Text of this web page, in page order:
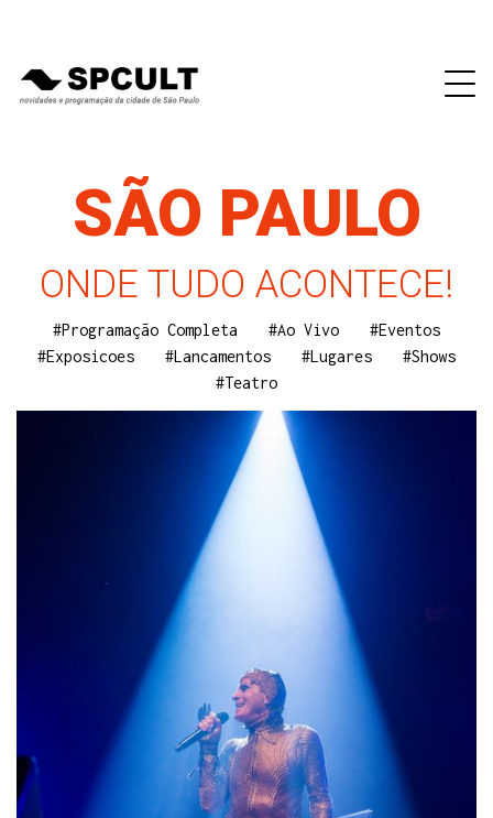
SÃO PAULO
ONDE TUDO ACONTECE!
#Programação Completa #Ao Vivo
#Eventos
#Exposicoes
#Lancamentos #Lugares
#Shows
#Teatro